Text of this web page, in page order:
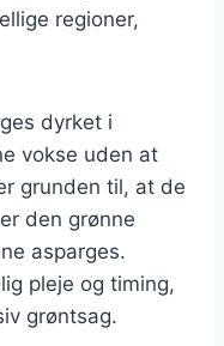
regioner,
dyrket i
vokse uden at
grunden til, at de
den grønne
asparges.
pleje og timing,
grøntsag.